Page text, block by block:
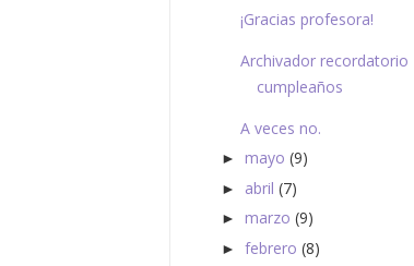
¡Gracias profesora!
Archivador recordatorio
cumpleaños
A veces no.
► mayo (9)
► abril (7)
► marzo (9)
► febrero (8)